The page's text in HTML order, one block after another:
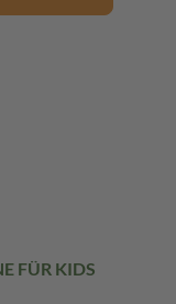
FÜR KIDS